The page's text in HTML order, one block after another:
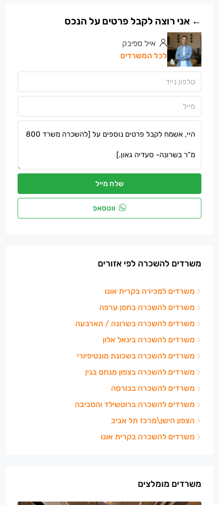
אייל ספיבק
לכל המשרדים
שלח מייל
ווטסאפ
משרדים להשכרה לפי אזורים
משרדים למכירה בקרית אונו
משרדים להשכרה בחסן ערפה
משרדים להשכרה בשרונה / הארבעה
משרדים להשכרה ביגאל אלון
משרדים להשכרה בשכונת מונטיפיורי
משרדים להשכרה בצפון מנחם בגין
משרדים להשכרה בבורסה
משרדים להשכרה ברוטשילד והסביבה
הצפון הישן\מרכז תל אביב
משרדים להשכרה בקרית אונו
משרדים מומלצים